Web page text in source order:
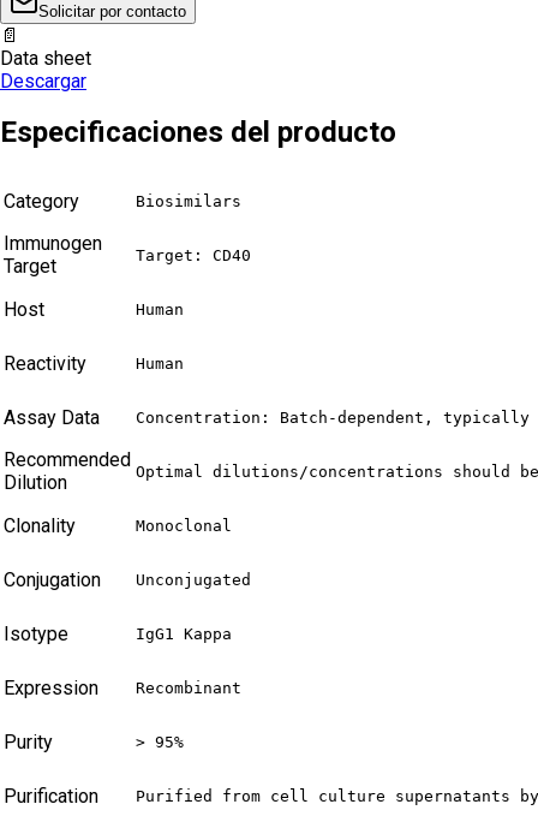
Solicitar por contacto
📄
Data sheet
Descargar
Especificaciones del producto
Category Biosimilars
Immunogen
Target
Target: CD40
Host Human
Reactivity Human
Assay Data Concentration: Batch-dependent, typically
Recommended
Dilution
Optimal dilutions/concentrations should
Clonality Monoclonal
Conjugation Unconjugated
Isotype IgG1 Kappa
Expression Recombinant
Purity > 95%
Purification Purified from cell culture supernatants by